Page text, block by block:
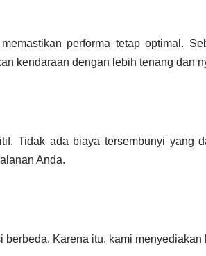
performa tetap optimal.
kendaraan dengan lebih tenang dan
Tidak ada biaya tersembunyi yang
Anda.
Karena itu, kami menyediakan